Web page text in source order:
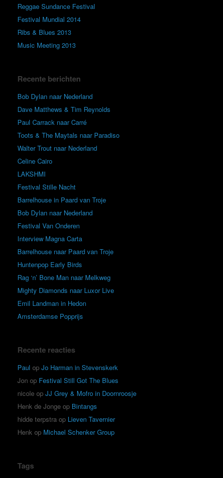
Reggae Sundance Festival
Festival Mundial 2014
Ribs & Blues 2013
Music Meeting 2013
Recente berichten
Bob Dylan naar Nederland
Dave Matthews & Tim Reynolds
Paul Carrack naar Carré
Toots & The Maytals naar Paradiso
Walter Trout naar Nederland
Celine Cairo
LAKSHMI
Festival Stille Nacht
Barrelhouse in Paard van Troje
Bob Dylan naar Nederland
Festival Van Onderen
Interview Magna Carta
Barrelhouse naar Paard van Troje
Huntenpop Early Birds
Rag ‘n’ Bone Man naar Melkweg
Mighty Diamonds naar Luxor Live
Emil Landman in Hedon
Amsterdamse Popprijs
Recente reacties
Paul op Jo Harman in Stevenskerk
Jon op Festival Still Got The Blues
nicole op JJ Grey & Mofro in Doornroosje
Henk de Jonge op Bintangs
hidde terpstra op Lieven Tavernier
Henk op Michael Schenker Group
Tags